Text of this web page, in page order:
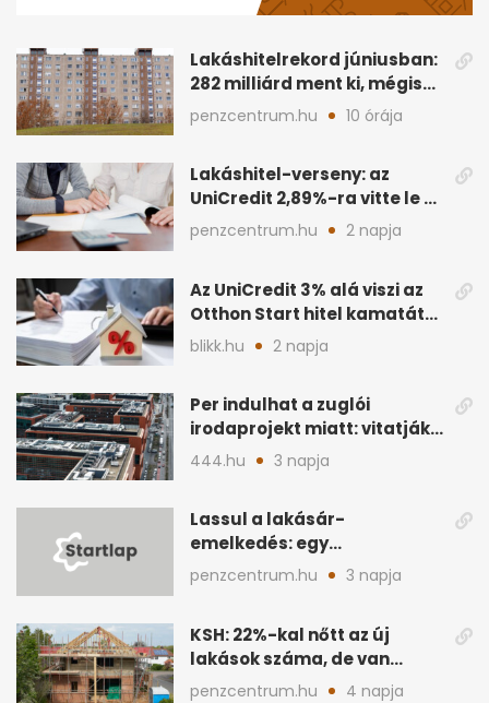
Lakáshitelrekord júniusban:
282 milliárd ment ki, mégis
kevesebb a vétel
penzcentrum.hu 10 órája
Lakáshitel-verseny: az
UniCredit 2,89%-ra vitte le az
Otthon Start kamatát
penzcentrum.hu 2 napja
Az UniCredit 3% alá viszi az
Otthon Start hitel kamatát
augusztus 10-től
blikk.hu 2 napja
Per indulhat a zuglói
irodaprojekt miatt: vitatják
a 300 milliárdot
444.hu 3 napja
Lassul a lakásár-
emelkedés: egy
vármegyében már
csökkentek az árak
penzcentrum.hu 3 napja
KSH: 22%-kal nőtt az új
lakások száma, de van
vármegye új építés nélkül
penzcentrum.hu 4 napja